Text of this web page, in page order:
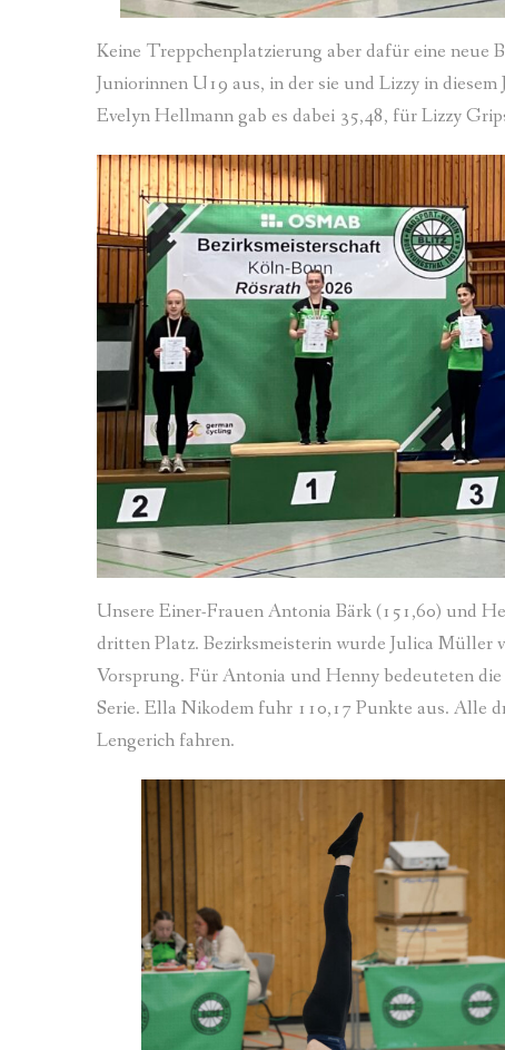
Keine Treppchenplatzierung aber dafür eine
Juniorinnen U19 aus, in der sie und Lizzy in
Evelyn Hellmann gab es dabei 35,48, für Lizzy
Unsere Einer-Frauen Antonia Bärk (151,60) und
dritten Platz. Bezirksmeisterin wurde Julica Müller
Vorsprung. Für Antonia und Henny bedeuteten
Serie. Ella Nikodem fuhr 110,17 Punkte aus. Alle
Lengerich fahren.